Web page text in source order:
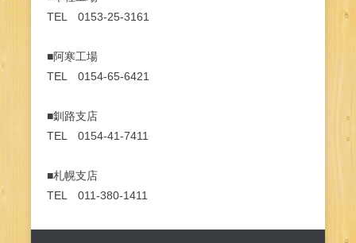
TEL 0153-25-3161
■阿寒工場
TEL 0154-65-6421
■釧路支店
TEL 0154-41-7411
■札幌支店
TEL 011-380-1411